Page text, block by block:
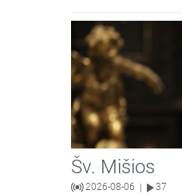
Šv. Mišios
2026-08-06 37